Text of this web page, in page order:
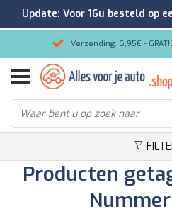
Verzending: 6,95€ -
Gemakkelijk
9.2/10
Producten
Update: Voor 16u besteld op
verzonden!